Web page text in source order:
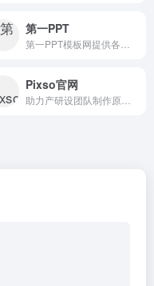
第一PPT
Pixso官网